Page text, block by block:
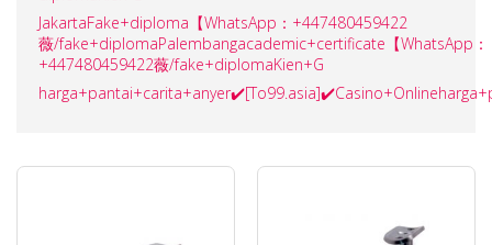
JakartaFake+diploma【WhatsApp：+447480459422
薇/fake+diplomaPalembangacademic+certificate【WhatsApp：
+447480459422薇/fake+diplomaKien+G